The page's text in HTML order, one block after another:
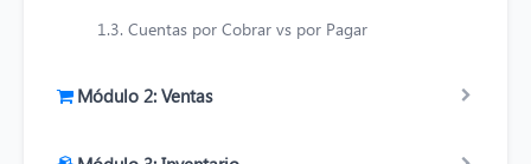
1.3. Cuentas por Cobrar vs por Pagar
Módulo 2: Ventas